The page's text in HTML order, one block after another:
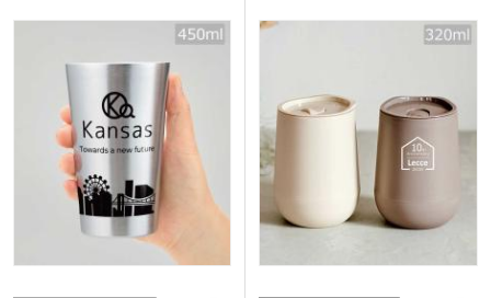
の専用ボックス入りで、ご成約記念など
1色ワンポイントかくるっと印刷できる
回転シルクでの名入れができます。オリ
ジナルデザインで特別なタンブラーを作
ってみてはいかがでしょうか。
<仕様変更について>
2022年10月出荷分より 容量
340ml→350mlへ変更
対応しています。周年記念品にいかがで